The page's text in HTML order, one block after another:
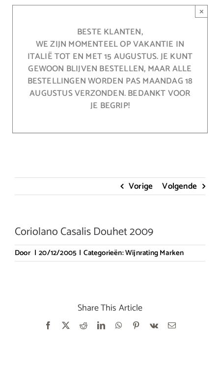
BESTE KLANTEN,
WE ZIJN MOMENTEEL OP VAKANTIE IN
ITALIË TOT EN MET 15 AUGUSTUS. JE KUNT
GEWOON BLIJVEN BESTELLEN, MAAR ALLE
BESTELLINGEN WORDEN PAS MAANDAG 18
AUGUSTUS VERZONDEN. BEDANKT VOOR
JE BEGRIP!
×
Vorige Volgende
Coriolano Casalis Douhet 2009
Door | 20/12/2005 | Categorieën:Wijnrating Marken
Share This Article
Facebook RedditLinkedInWhatsApp
Pinterest
Vk
E-